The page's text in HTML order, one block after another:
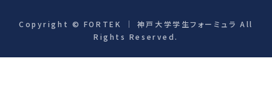
Copyright © FORTEK ｜ 神戸大学学生フォーミュラ All
Rights Reserved.